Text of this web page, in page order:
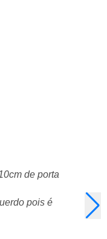
de porta
pois é